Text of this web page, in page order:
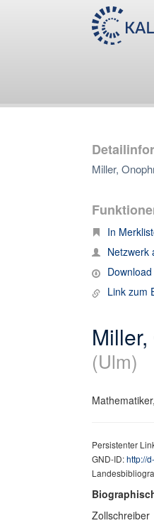
Miller,
In
Netzwerk
Link zum
(Ulm)
Persistenter
GND-ID:http://
Zollschreiber